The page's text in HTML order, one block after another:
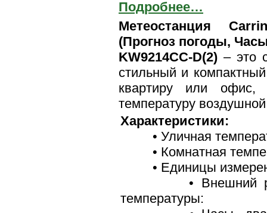
Подробнее…
Метеостанция
(Прогноз погоды,
KW9214CC-D(2) – это
стильный и
квартиру или офис,
температуру
Характеристики:
• Уличная
• Комнатная
• Единицы
• Внешний
температуры: